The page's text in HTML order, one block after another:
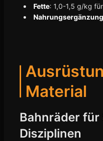
Fette: 1,0-1,5 g/kg
Nahrungsergänzung
Material
Bahnräder
Disziplinen